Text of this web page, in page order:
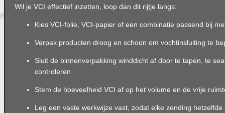
Wil je VCI effectief inzetten, loop dan dit rijtje langs:
Kies VCI-folie, VCI-papier of een combinatie passend bij
Verpak producten droog en schoon om vochtinsluiting te
Sluit de binnenverpakking winddicht af door te tapen, te
controleren
Stem de hoeveelheid VCI af op het volume en de vrije
Leg een vaste werkwijze vast, zodat elke zending